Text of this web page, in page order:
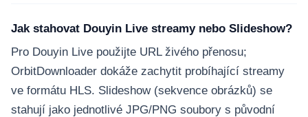
Jak stahovat Douyin Live streamy nebo Slideshow?
Pro Douyin Live použijte URL živého přenosu;
OrbitDownloader dokáže zachytit probíhající streamy
ve formátu HLS. Slideshow (sekvence obrázků) se
stahují jako jednotlivé JPG/PNG soubory s původní